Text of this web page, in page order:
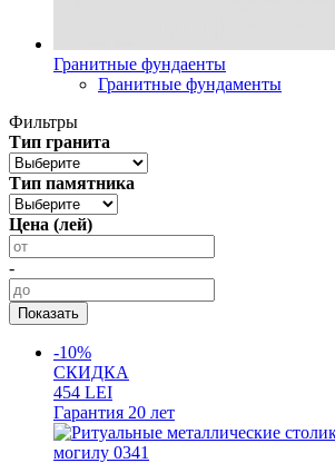
Гранитные фундаенты
Гранитные фундаменты
Фильтры
Тип гранита
Тип памятника
Цена (лей)
-
-10%
СКИДКА
454 LEI
Гарантия 20 лет